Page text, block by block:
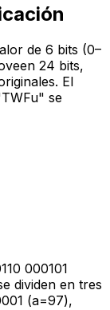
de 6 bits (0–
24 bits,
El
se
000101
dividen en tres
(a=97),